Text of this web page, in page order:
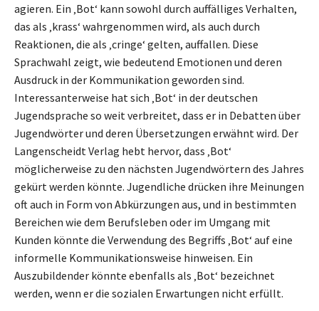
agieren. Ein ‚Bot‘ kann sowohl durch auffälliges Verhalten,
das als ‚krass‘ wahrgenommen wird, als auch durch
Reaktionen, die als ‚cringe‘ gelten, auffallen. Diese
Sprachwahl zeigt, wie bedeutend Emotionen und deren
Ausdruck in der Kommunikation geworden sind.
Interessanterweise hat sich ‚Bot‘ in der deutschen
Jugendsprache so weit verbreitet, dass er in Debatten über
Jugendwörter und deren Übersetzungen erwähnt wird. Der
Langenscheidt Verlag hebt hervor, dass ‚Bot‘
möglicherweise zu den nächsten Jugendwörtern des Jahres
gekürt werden könnte. Jugendliche drücken ihre Meinungen
oft auch in Form von Abkürzungen aus, und in bestimmten
Bereichen wie dem Berufsleben oder im Umgang mit
Kunden könnte die Verwendung des Begriffs ‚Bot‘ auf eine
informelle Kommunikationsweise hinweisen. Ein
Auszubildender könnte ebenfalls als ‚Bot‘ bezeichnet
werden, wenn er die sozialen Erwartungen nicht erfüllt.